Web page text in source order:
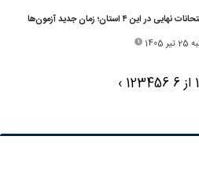
نهایی در این ۴ استان؛ زمان جدید آزمون‌ها
123456
›